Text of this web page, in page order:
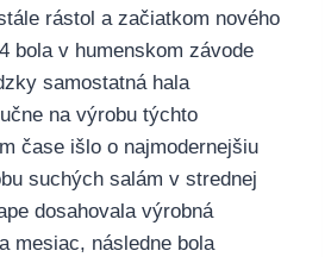
rástol a začiatkom nového
bola v humenskom závode
samostatná hala
na výrobu týchto
čase išlo o najmodernejšiu
suchých salám v strednej
dosahovala výrobná
mesiac, následne bola